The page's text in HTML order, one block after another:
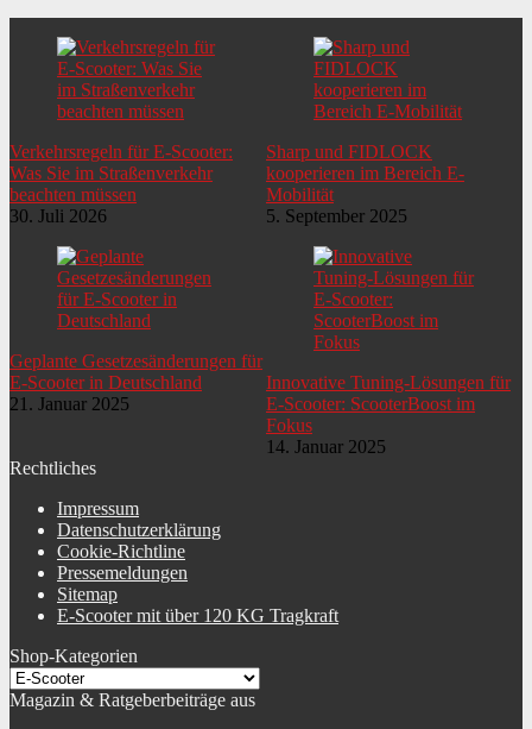
Verkehrsregeln für E-Scooter:
Was Sie im Straßenverkehr
beachten müssen
30. Juli 2026
Sharp und FIDLOCK
kooperieren im Bereich E-
Mobilität
5. September 2025
Geplante Gesetzesänderungen für
E-Scooter in Deutschland
21. Januar 2025
Innovative Tuning-Lösungen für
E-Scooter: ScooterBoost im
Fokus
14. Januar 2025
Rechtliches
Impressum
Datenschutzerklärung
Cookie-Richtline
Pressemeldungen
Sitemap
E-Scooter mit über 120 KG Tragkraft
Shop-Kategorien
Magazin & Ratgeberbeiträge aus